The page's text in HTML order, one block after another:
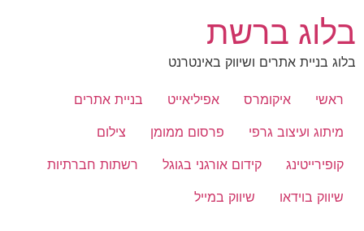
לתוכן
בלוג ברשת
בלוג בניית אתרים ושיווק באינטרנט
ראשי איקומרס אפיליאייט
בניית אתרים
מיתוג ועיצוב גרפי
פרסום ממומן
צילום
קופירייטינג
קידום אורגני בגוגל
רשתות חברתיות
שיווק בוידאו
שיווק במייל